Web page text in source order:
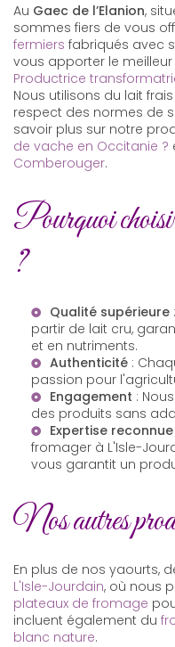
Au Gaec de l’Elanion,
sommes fiers de vous
fermiers fabriqués avec
vous apporter le
Productrice
Nous utilisons du lait
respect des normes de
savoir plus sur notre
de vache en Occitanie ?
Comberouger.
Pourquoi
?
Qualité supérieure
partir de lait cru,
et en nutriments.
Authenticité :
passion pour
Engagement :
des produits sans
Expertise reconnue
fromager à L'Isle-
vous garantit un
Nos autres
En plus de nos yaourts,
L'Isle-Jourdain, où nous
plateaux de fromage
incluent également du
blanc nature.